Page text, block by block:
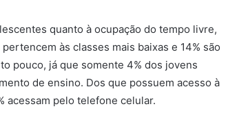
quanto à ocupação do tempo livre,
às classes mais baixas e 14% são
pouco, já que somente 4% dos jovens
de ensino. Dos que possuem acesso à
acessam pelo telefone celular.